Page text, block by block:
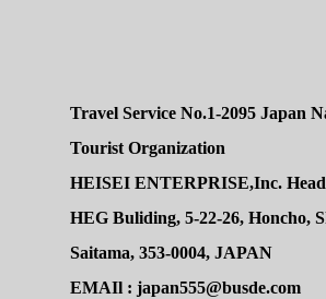
Travel Service No.1-2095 Japan
Tourist Organization
HEISEI ENTERPRISE,Inc.
HEG Buliding, 5-22-26, Honcho,
Saitama, 353-0004, JAPAN
EMAIl : japan555@busde.com